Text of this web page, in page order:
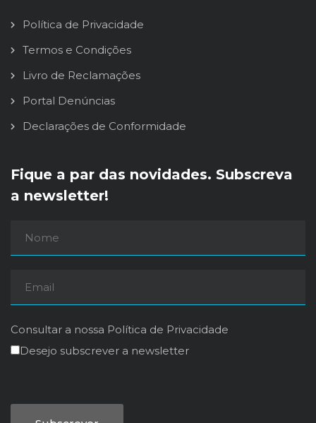
Política de Privacidade
Termos e Condições
Livro de Reclamações
Portal Denúncias
Declarações de Conformidade
Fique a par das novidades. Subscreva
a newsletter!
Consultar a nossa Política de Privacidade
Desejo subscrever a newsletter